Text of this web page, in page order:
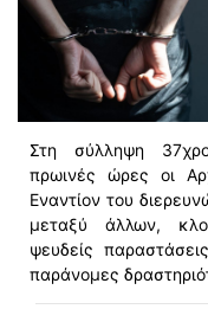
Στη σύλληψη
πρωινές ώρες οι
Εναντίον του
μεταξύ άλλων,
ψευδείς
παράνομες